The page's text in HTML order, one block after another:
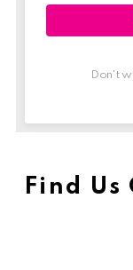
Don't
Find Us